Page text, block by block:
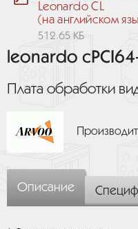
Leonardo CL
(на английском
512.65 КБ
leonardo
Плата обработки
Описание